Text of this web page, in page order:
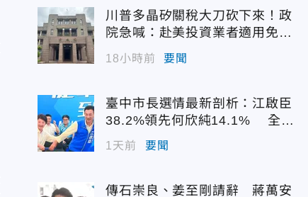
川普多晶矽關稅大刀砍下來！政
院急喊：赴美投資業者適用免稅
配額
18小時前 要聞
臺中市長選情最新剖析：江啟臣
38.2%領先何欣純14.1% 全世
代支持度全面居首
1天前 要聞
傳石崇良、姜至剛請辭 蔣萬安